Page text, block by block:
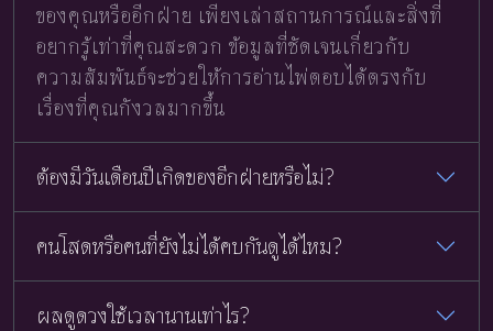
ของคุณหรืออีกฝ่าย เพียงเล่าสถานการณ์และสิ่งที่
อยากรู้เท่าที่คุณสะดวก ข้อมูลที่ชัดเจนเกี่ยวกับ
ความสัมพันธ์จะช่วยให้การอ่านไพ่ตอบได้ตรงกับ
เรื่องที่คุณกังวลมากขึ้น
ต้องมีวันเดือนปีเกิดของอีกฝ่ายหรือไม่?
คนโสดหรือคนที่ยังไม่ได้คบกันดูได้ไหม?
ผลดูดวงใช้เวลานานเท่าไร?